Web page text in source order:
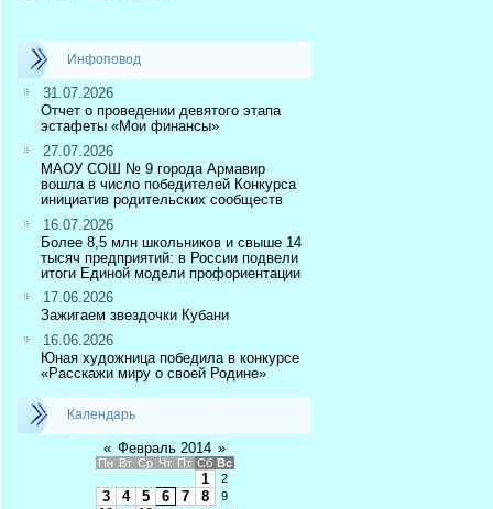
Инфоповод
31.07.2026
Отчет о проведении девятого этапа
эстафеты «Мои финансы»
27.07.2026
МАОУ СОШ № 9 города Армавир
вошла в число победителей Конкурса
инициатив родительских сообществ
16.07.2026
Более 8,5 млн школьников и свыше 14
тысяч предприятий: в России подвели
итоги Единой модели профориентации
17.06.2026
Зажигаем звездочки Кубани
16.06.2026
Юная художница победила в конкурсе
«Расскажи миру о своей Родине»
Календарь
« Февраль 2014 »
Пн Вт Ср Чт Пт Сб Вс
1 2
3 4 5 6 7 8 9